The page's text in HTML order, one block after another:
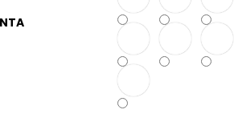
VZOR,
MURRAY